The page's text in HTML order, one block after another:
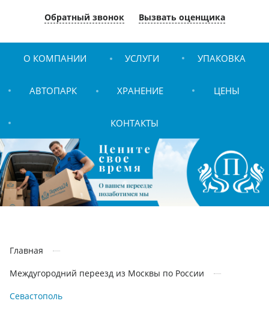
Обратный звонок Вызвать оценщика
О КОМПАНИИ УСЛУГИ УПАКОВКА
АВТОПАРК ХРАНЕНИЕ ЦЕНЫ
КОНТАКТЫ
Главная
Междугородний переезд из Москвы по России
Севастополь